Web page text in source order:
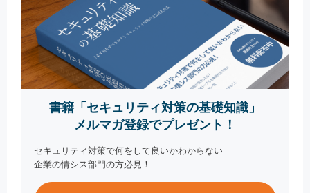
書籍「セキュリティ対策の基礎知識」
メルマガ登録でプレゼント！
セキュリティ対策で何をして良いかわからない
企業の情シス部門の方必見！